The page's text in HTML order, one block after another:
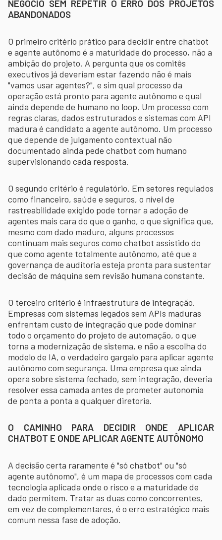
NEGÓCIO SEM REPETIR O ERRO DOS PROJETOS
ABANDONADOS
O primeiro critério prático para decidir entre chatbot
e agente autônomo é a maturidade do processo, não a
ambição do projeto. A pergunta que os comitês
executivos já deveriam estar fazendo não é mais
"vamos usar agentes?", e sim qual processo da
operação está pronto para agente autônomo e qual
ainda depende de humano no loop. Um processo com
regras claras, dados estruturados e sistemas com API
madura é candidato a agente autônomo. Um processo
que depende de julgamento contextual não
documentado ainda pede chatbot com humano
supervisionando cada resposta.
O segundo critério é regulatório. Em setores regulados
como financeiro, saúde e seguros, o nível de
rastreabilidade exigido pode tornar a adoção de
agentes mais cara do que o ganho, o que significa que,
mesmo com dado maduro, alguns processos
continuam mais seguros como chatbot assistido do
que como agente totalmente autônomo, até que a
governança de auditoria esteja pronta para sustentar
decisão de máquina sem revisão humana constante.
O terceiro critério é infraestrutura de integração.
Empresas com sistemas legados sem APIs maduras
enfrentam custo de integração que pode dominar
todo o orçamento do projeto de automação, o que
torna a modernização de sistema, e não a escolha do
modelo de IA, o verdadeiro gargalo para aplicar agente
autônomo com segurança. Uma empresa que ainda
opera sobre sistema fechado, sem integração, deveria
resolver essa camada antes de prometer autonomia
de ponta a ponta a qualquer diretoria.
O CAMINHO PARA DECIDIR ONDE APLICAR
CHATBOT E ONDE APLICAR AGENTE AUTÔNOMO
A decisão certa raramente é "só chatbot" ou "só
agente autônomo", é um mapa de processos com cada
tecnologia aplicada onde o risco e a maturidade de
dado permitem. Tratar as duas como concorrentes,
em vez de complementares, é o erro estratégico mais
comum nessa fase de adoção.